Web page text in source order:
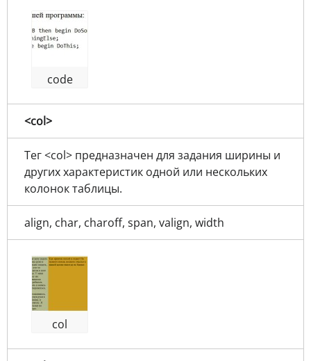
code
<col>
Тег <col> предназначен для задания ширины и
других характеристик одной или нескольких
колонок таблицы.
align, char, charoff, span, valign, width
col